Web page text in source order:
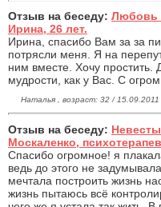
Отзыв на беседу: Любовь
Ирина, 26 лет.
Ирина, спасибо Вам за за
потрясли меня. Я на
ним вместе. Хочу простить.
мудрости, как у Вас. С
Наталья , возраст: 32 / 15.09.2011
Отзыв на беседу:
Москаленко,
Спасибо огромное! я
ведь до этого не
мечтала построить жизнь
жизнь пытаюсь всё